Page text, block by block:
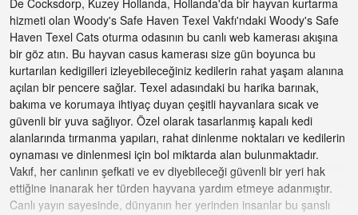
De Cocksdorp, Kuzey Hollanda, Hollanda'da bir hayvan kurtarma
hizmeti olan Woody's Safe Haven Texel Vakfı'ndaki Woody's Safe
Haven Texel Cats oturma odasının bu canlı web kamerası akışına
bir göz atın. Bu hayvan casus kamerası size gün boyunca bu
kurtarılan kedigilleri izleyebileceğiniz kedilerin rahat yaşam alanına
açılan bir pencere sağlar. Texel adasındaki bu harika barınak,
bakıma ve korumaya ihtiyaç duyan çeşitli hayvanlara sıcak ve
güvenli bir yuva sağlıyor. Özel olarak tasarlanmış kapalı kedi
alanlarında tırmanma yapıları, rahat dinlenme noktaları ve kedilerin
oynaması ve dinlenmesi için bol miktarda alan bulunmaktadır.
Vakıf, her canlının şefkati ve ev diyebileceği güvenli bir yeri hak
ettiğine inanarak her türden hayvana yardım etmeye adanmıştır.
Canlı yayın sayesinde, dünyanın her yerinden insanlar bu şanslı